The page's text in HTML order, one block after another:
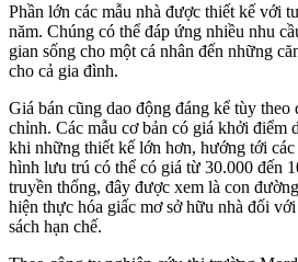
Phần lớn các mẫu nhà được thiết kế với
năm. Chúng có thể đáp ứng nhiều nhu
gian sống cho một cá nhân đến những
cho cả gia đình.
Giá bán cũng dao động đáng kể tùy
chỉnh. Các mẫu cơ bản có giá khởi điểm
khi những thiết kế lớn hơn, hướng tới
hình lưu trú có thể có giá từ 30.000 đến
truyền thống, đây được xem là con
hiện thực hóa giấc mơ sở hữu nhà đối
sách hạn chế.